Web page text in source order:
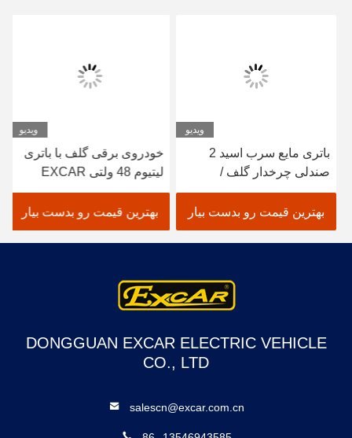
ویدیو
باتری مایع سرب اسید 2
صندلی چرخدار گلف /
الکتریک حوضچه گلف خودرو
بهترین قیمت رو بدست بیار
ویدیو
خودروی برقی گلف با باتری
لیتیوم 48 ولتی EXCAR
A1S6+2 سفید
بهترین قیمت رو بدست بیار
DONGGUAN EXCAR ELECTRIC VEHICLE
CO., LTD
salescn@excar.com.cn